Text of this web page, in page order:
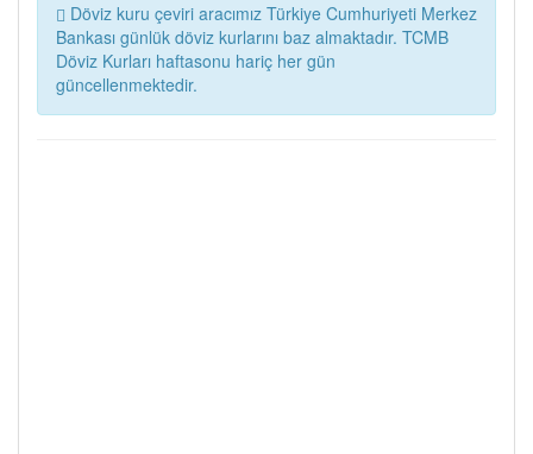
Döviz kuru çeviri aracımız Türkiye Cumhuriyeti Merkez
Bankası günlük döviz kurlarını baz almaktadır. TCMB
Döviz Kurları haftasonu hariç her gün
güncellenmektedir.